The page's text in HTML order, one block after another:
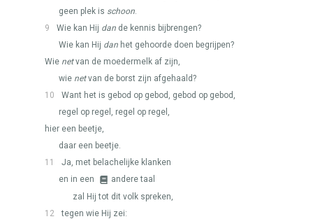
geen plek is schoon.
9
Wie kan Hij dan de kennis bijbrengen?
Wie kan Hij dan het gehoorde doen begrijpen?
Wie netvan de moedermelk af zijn,
wie netvan de borst zijn afgehaald?
10
Want het is gebod op gebod, gebod op gebod,
regel op regel, regel op regel,
hier een beetje,
daar een beetje.
11
Ja, met belachelijke klanken
en in een
andere taal
zal Hij tot dit volk spreken,
12
tegen wie Hij zei: